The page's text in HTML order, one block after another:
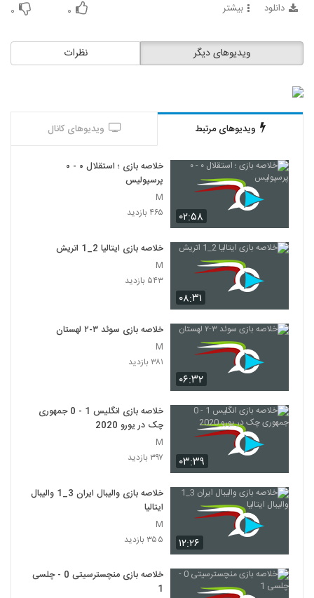
دانلود بیشتر ۰ ۰
نظرات ویدیوهای دیگر
ویدیوهای مرتبط ویدیوهای کانال
۰۲:۵۸
خلاصه بازی ؛ استقلال ۰ - ۰
پرسپولیس
M
۴۶۵ بازدید
۰۸:۳۱
خلاصه بازی ایتالیا 2_1 اتريش
M
۵۴۳ بازدید
۰۶:۳۲
خلاصه بازی سوئد ۳-۲ لهستان
M
۳۸۱ بازدید
۰۳:۳۹
خلاصه بازی انگلیس 1 - 0 جمهوری
چک در یورو 2020
M
۳۹۷ بازدید
۱۲:۲۶
خلاصه بازی والیبال ایران 3_1 والیبال
ایتالیا
M
۳۵۵ بازدید
خلاصه بازی منچسترسیتی 0 - چلسی
1